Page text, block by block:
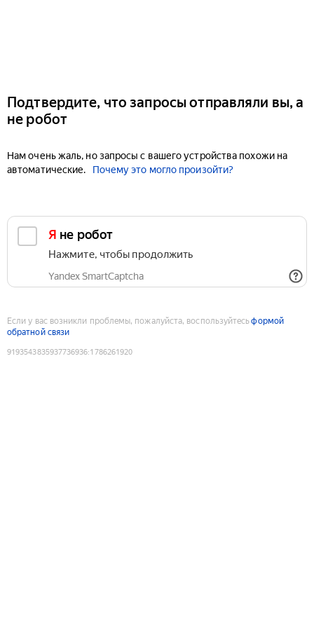
Подтвердите, что запросы отправляли вы, а
не робот
Нам очень жаль, но запросы с вашего устройства похожи на
автоматические.
Почему это могло произойти?
Я не робот
Нажмите, чтобы продолжить
Yandex SmartCaptcha
Если у вас возникли проблемы, пожалуйста, воспользуйтесьформой
обратной связи
9193543835937736936:1786261920